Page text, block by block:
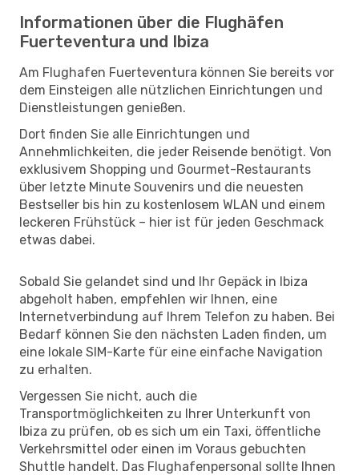
Informationen über die Flughäfen
Fuerteventura und Ibiza
Am Flughafen Fuerteventura können Sie bereits vor
dem Einsteigen alle nützlichen Einrichtungen und
Dienstleistungen genießen.
Dort finden Sie alle Einrichtungen und
Annehmlichkeiten, die jeder Reisende benötigt. Von
exklusivem Shopping und Gourmet-Restaurants
über letzte Minute Souvenirs und die neuesten
Bestseller bis hin zu kostenlosem WLAN und einem
leckeren Frühstück – hier ist für jeden Geschmack
etwas dabei.
Sobald Sie gelandet sind und Ihr Gepäck in Ibiza
abgeholt haben, empfehlen wir Ihnen, eine
Internetverbindung auf Ihrem Telefon zu haben. Bei
Bedarf können Sie den nächsten Laden finden, um
eine lokale SIM-Karte für eine einfache Navigation
zu erhalten.
Vergessen Sie nicht, auch die
Transportmöglichkeiten zu Ihrer Unterkunft von
Ibiza zu prüfen, ob es sich um ein Taxi, öffentliche
Verkehrsmittel oder einen im Voraus gebuchten
Shuttle handelt. Das Flughafenpersonal sollte Ihnen